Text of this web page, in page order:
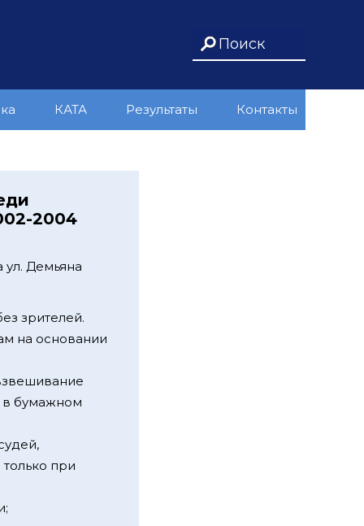
КАТА Результаты Контакты
2004
Демьяна
зрителей.
на основании
в бумажном
при